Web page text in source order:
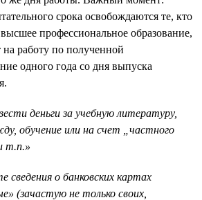
срока освобождаются те, кто
профессиональное образование,
работу по полученной
одного года со дня выпуска
деньги за учебную литературу,
обучение или на счет „частного
т.п.»
сведения о банковских картах
(зачастую не только своих,